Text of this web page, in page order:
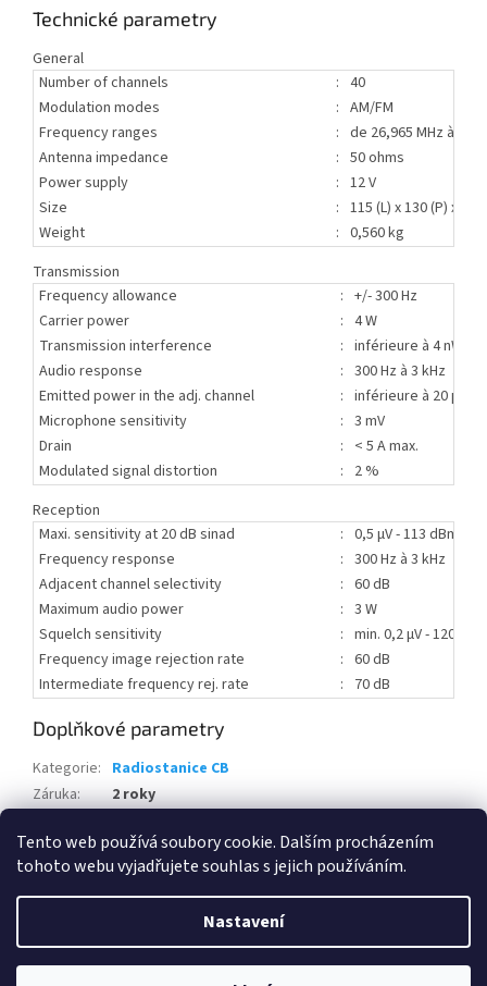
Tento web používá soubory cookie. Dalším procházením
tohoto webu vyjadřujete souhlas s jejich používáním.
Nastavení
Technické parametry
General
Number of channels
: 40
Modulation modes
: AM/FM
Frequency ranges
: de 26,965 MHz à
Antenna impedance
: 50 ohms
Power supply
: 12 V
Size
: 115 (L) x 130 (P) x 45
Weight
: 0,560 kg
Transmission
Frequency allowance
: +/- 300 Hz
Carrier power
: 4 W
Transmission interference
: inférieure à 4 nW
Audio response
: 300 Hz à 3 kHz
Emitted power in the adj. channel
: inférieure à 20 μW
Microphone sensitivity
: 3 mV
Drain
: < 5 A max.
Modulated signal distortion
: 2 %
Reception
Maxi. sensitivity at 20 dB sinad
: 0,5 μV - 113 dBm
Frequency response
: 300 Hz à 3 kHz
Adjacent channel selectivity
: 60 dB
Maximum audio power
: 3 W
Squelch sensitivity
: min. 0,2 μV - 120
Frequency image rejection rate
: 60 dB
Intermediate frequency rej. rate
: 70 dB
Doplňkové parametry
Kategorie: Radiostanice CB
Záruka:
2 roky
Vytvořil Shoptet